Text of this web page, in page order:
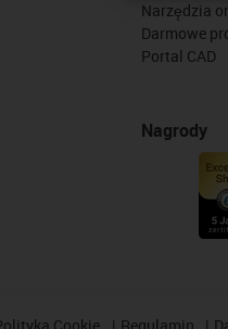
Narzędzia
Darmowe
Portal CAD
Nagrody
Cookie Regulamin